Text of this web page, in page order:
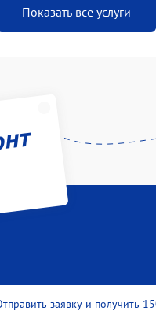
Показать все услуги
заявку и получить